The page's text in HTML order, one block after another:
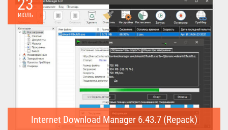
23
ИЮЛЬ
Internet Download Manager 6.43.7 (Repack)